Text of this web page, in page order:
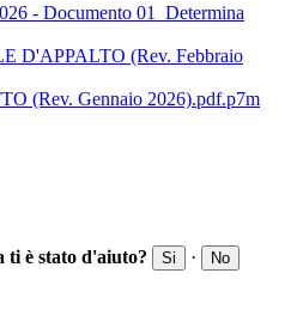
- Documento 01_Determina
D'APPALTO (Rev. Febbraio
(Rev. Gennaio 2026).pdf.p7m
ti è stato d'aiuto?
Si · No